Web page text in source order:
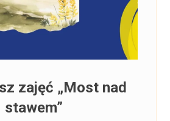
zajęć „Most nad
stawem”